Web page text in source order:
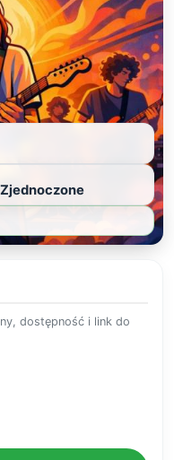
dostępność i link do